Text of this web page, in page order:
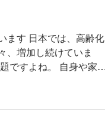
ます 日本では、高齢化
、増加し続けていま
ですよね。 自身や家